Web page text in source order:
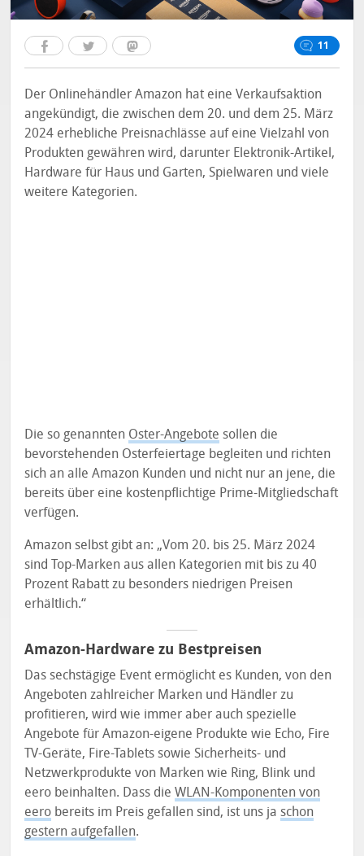
11
Der Onlinehändler Amazon hat eine Verkaufsaktion
angekündigt, die zwischen dem 20. und dem 25. März
2024 erhebliche Preisnachlässe auf eine Vielzahl von
Produkten gewähren wird, darunter Elektronik-Artikel,
Hardware für Haus und Garten, Spielwaren und viele
weitere Kategorien.
Die so genannten Oster-Angebote sollen die
bevorstehenden Osterfeiertage begleiten und richten
sich an alle Amazon Kunden und nicht nur an jene, die
bereits über eine kostenpflichtige Prime-Mitgliedschaft
verfügen.
Amazon selbst gibt an: „Vom 20. bis 25. März 2024
sind Top-Marken aus allen Kategorien mit bis zu 40
Prozent Rabatt zu besonders niedrigen Preisen
erhältlich.“
Amazon-Hardware zu Bestpreisen
Das sechstägige Event ermöglicht es Kunden, von den
Angeboten zahlreicher Marken und Händler zu
profitieren, wird wie immer aber auch spezielle
Angebote für Amazon-eigene Produkte wie Echo, Fire
TV-Geräte, Fire-Tablets sowie Sicherheits- und
Netzwerkprodukte von Marken wie Ring, Blink und
eero beinhalten. Dass dieWLAN-Komponenten von
eero bereits im Preis gefallen sind, ist uns jaschon
gestern aufgefallen.